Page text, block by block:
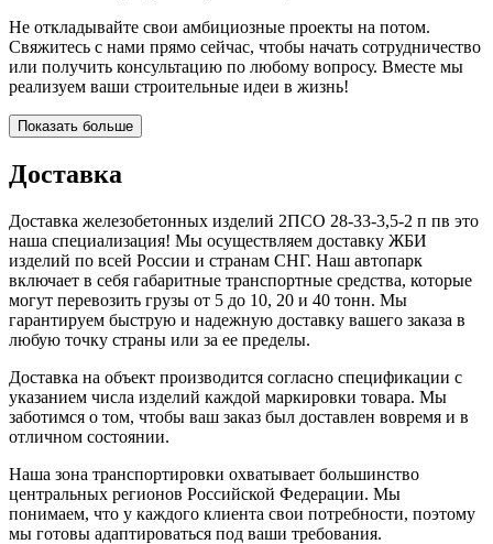
Не откладывайте свои амбициозные проекты на потом.
Свяжитесь с нами прямо сейчас, чтобы начать сотрудничество
или получить консультацию по любому вопросу. Вместе мы
реализуем ваши строительные идеи в жизнь!
Показать больше
Доставка
Доставка железобетонных изделий 2ПСО 28-33-3,5-2 п пв это
наша специализация! Мы осуществляем доставку ЖБИ
изделий по всей России и странам СНГ. Наш автопарк
включает в себя габаритные транспортные средства, которые
могут перевозить грузы от 5 до 10, 20 и 40 тонн. Мы
гарантируем быструю и надежную доставку вашего заказа в
любую точку страны или за ее пределы.
Доставка на объект производится согласно спецификации с
указанием числа изделий каждой маркировки товара. Мы
заботимся о том, чтобы ваш заказ был доставлен вовремя и в
отличном состоянии.
Наша зона транспортировки охватывает большинство
центральных регионов Российской Федерации. Мы
понимаем, что у каждого клиента свои потребности, поэтому
мы готовы адаптироваться под ваши требования.